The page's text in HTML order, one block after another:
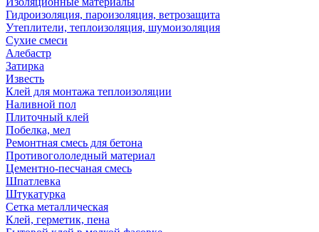
Гидроизоляция, пароизоляция, ветрозащита
Утеплители, теплоизоляция, шумоизоляция
Сухие смеси
Алебастр
Затирка
Известь
Клей для монтажа теплоизоляции
Наливной пол
Плиточный клей
Побелка, мел
Ремонтная смесь для бетона
Противогололедный материал
Цементно-песчаная смесь
Шпатлевка
Штукатурка
Сетка металлическая
Клей, герметик, пена